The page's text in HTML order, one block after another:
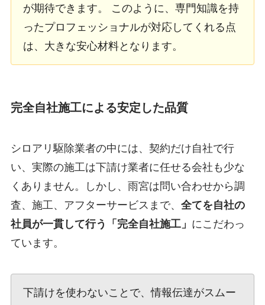
が期待できます。 このように、専門知識を持
ったプロフェッショナルが対応してくれる点
は、大きな安心材料となります。
完全自社施工による安定した品質
シロアリ駆除業者の中には、契約だけ自社で行
い、実際の施工は下請け業者に任せる会社も少な
くありません。しかし、雨宮は問い合わせから調
査、施工、アフターサービスまで、 全てを自社の
社員が一貫して行う「完全自社施工」 にこだわっ
ています。
下請けを使わないことで、情報伝達がスムー